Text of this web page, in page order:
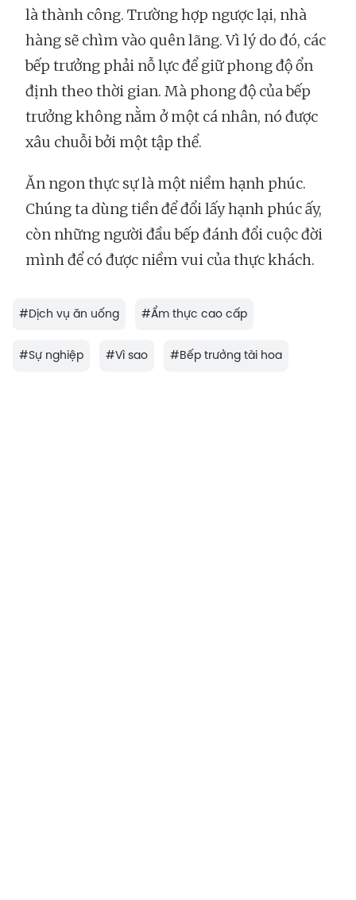
là thành công. Trường hợp ngược lại, nhà
hàng sẽ chìm vào quên lãng. Vì lý do đó, các
bếp trưởng phải nỗ lực để giữ phong độ ổn
định theo thời gian. Mà phong độ của bếp
trưởng không nằm ở một cá nhân, nó được
xâu chuỗi bởi một tập thể.
Ăn ngon thực sự là một niềm hạnh phúc.
Chúng ta dùng tiền để đổi lấy hạnh phúc ấy,
còn những người đầu bếp đánh đổi cuộc đời
mình để có được niềm vui của thực khách.
#Dịch vụ ăn uống #Ẩm thực cao cấp
#Sự nghiệp #Vì sao #Bếp trưởng tài hoa